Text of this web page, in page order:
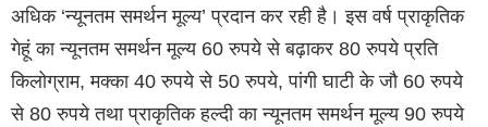
अधिक ‘न्यूनतम समर्थन मूल्य’ प्रदान कर रही है। इस वर्ष प्राकृतिक
गेहूं का न्यूनतम समर्थन मूल्य 60 रुपये से बढ़ाकर 80 रुपये प्रति
किलोग्राम, मक्का 40 रुपये से 50 रुपये, पांगी घाटी के जौ 60 रुपये
से 80 रुपये तथा प्राकृतिक हल्दी का न्यूनतम समर्थन मूल्य 90 रुपये